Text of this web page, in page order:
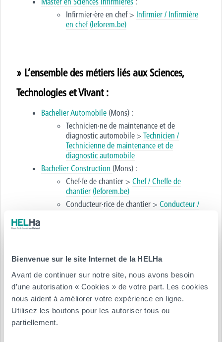
Bienvenue sur le site Internet de la HELHa
Avant de continuer sur notre site, nous avons besoin
d’une autorisation « Cookies » de votre part. Les cookies
nous aident à améliorer votre expérience en ligne.
Utilisez les boutons pour les autoriser tous ou
partiellement.
Infirmier·ère en chef > Infirmier / Infirmière
en chef (leforem.be)
» L’ensemble des métiers liés aux Sciences,
Technologies et Vivant :
Bachelier Automobile (Mons) :
Technicien·ne de maintenance et de
diagnostic automobile > Technicien /
Technicienne de maintenance et de
diagnostic automobile
Bachelier Construction (Mons) :
Chef·fe de chantier > Chef / Cheffe de
chantier (leforem.be)
Conducteur·rice de chantier > Conducteur /
Dessinateur / Dessinatrice de la construction
Bachelier Domotique(Charleroi) :
Installateur·rice de systèmes de sécurité >
Installateur / Installatrice de systèmes de
sécurité (leforem.be)
Installateur·rice électricien·ne >
Installateur
électricien / Installatrice électricienne